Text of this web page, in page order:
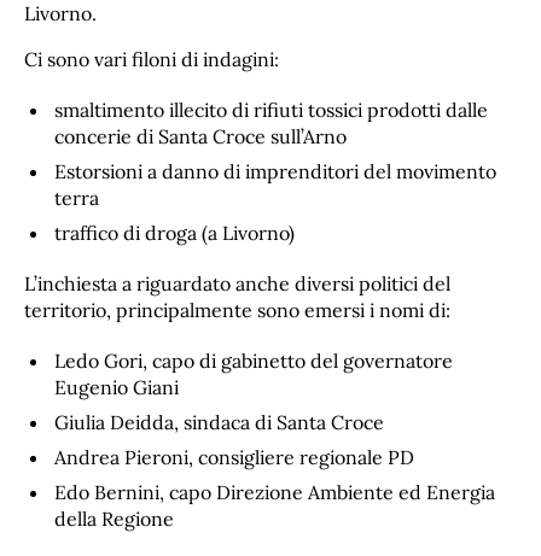
Livorno.
Ci sono vari filoni di indagini:
smaltimento illecito di rifiuti tossici prodotti dalle
concerie di Santa Croce sull’Arno
Estorsioni a danno di imprenditori del movimento
terra
traffico di droga (a Livorno)
L’inchiesta a riguardato anche diversi politici del
territorio, principalmente sono emersi i nomi di:
Ledo Gori, capo di gabinetto del governatore
Eugenio Giani
Giulia Deidda, sindaca di Santa Croce
Andrea Pieroni, consigliere regionale PD
Edo Bernini, capo Direzione Ambiente ed Energia
della Regione